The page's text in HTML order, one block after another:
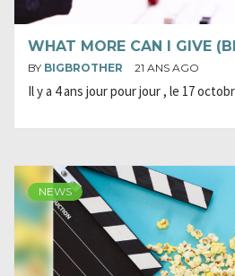
WHAT MORE CAN I GIVE
BY BIGBROTHER 21 ANS AGO
Il y a 4 ans jour pour jour , le 17
NEWS